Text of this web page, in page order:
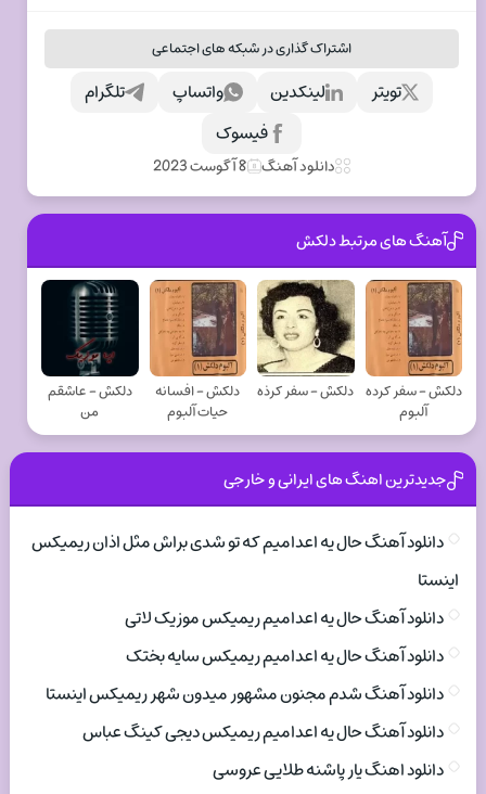
اشتراک گذاری در شبکه های اجتماعی
تلگرام واتساپ لینکدین
تویتر
فیسوک
دانلود آهنگ 8 آگوست 2023
آهنگ های مرتبط دلکش
دلکش - سفر کرده
آلبوم
دلکش - سفر کرذه
دلکش - افسانه
حیات آلبوم
دلکش - عاشقم
من
جدیدترین اهنگ های ایرانی و خارجی
دانلود آهنگ حال یه اعدامیم که تو شدی براش مثل اذان ریمیکس
اینستا
دانلود آهنگ حال یه اعدامیم ریمیکس موزیک لاتی
دانلود آهنگ حال یه اعدامیم ریمیکس سایه بختک
دانلود آهنگ شدم مجنون مشهور میدون شهر ریمیکس اینستا
دانلود آهنگ حال یه اعدامیم ریمیکس دیجی کینگ عباس
دانلود اهنگ یار پاشنه طلایی عروسی